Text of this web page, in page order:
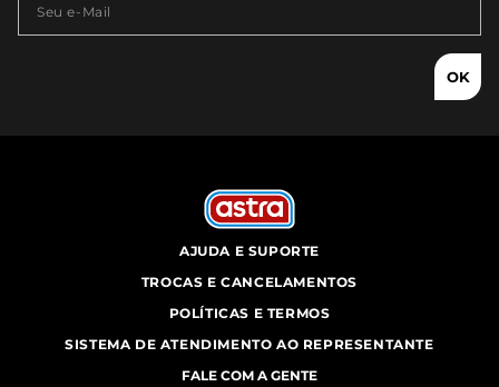
OK
AJUDA E SUPORTE
TROCAS E CANCELAMENTOS
POLÍTICAS E TERMOS
SISTEMA DE ATENDIMENTO AO REPRESENTANTE
FALE COM A GENTE